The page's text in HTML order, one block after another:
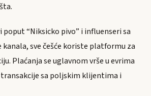
“Niksicko pivo” i influenseri sa
kanala, sve češće koriste platformu za
Plaćanja se uglavnom vrše u evrima
transakcije sa poljskim klijentima i